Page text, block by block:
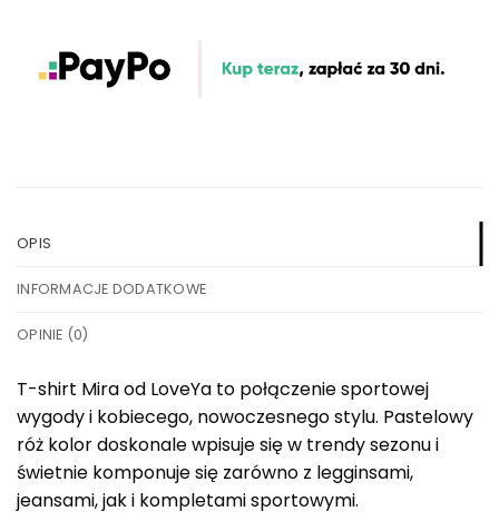
OPIS
INFORMACJE DODATKOWE
OPINIE (0)
T-shirt Mira od LoveYa to połączenie sportowej
wygody i kobiecego, nowoczesnego stylu. Pastelowy
róż kolor doskonale wpisuje się w trendy sezonu i
świetnie komponuje się zarówno z legginsami,
jeansami, jak i kompletami sportowymi.